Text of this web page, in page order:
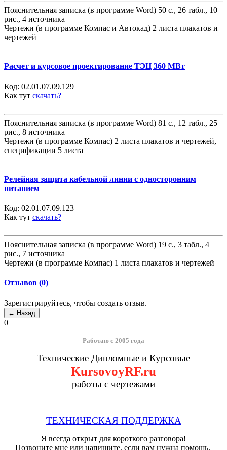
Пояснительная записка (в программе Word) 50 с., 26 табл., 10
рис., 4 источника
Чертежи (в программе Компас и Автокад) 2 листа плакатов и
чертежей
Расчет и курсовое проектирование ТЭЦ 360 МВт
Код: 02.01.07.09.129
Как тут скачать?
Пояснительная записка (в программе Word) 81 с., 12 табл., 25
рис., 8 источника
Чертежи (в программе Компас) 2 листа плакатов и чертежей,
спецификации 5 листа
Релейная защита кабельной линии с односторонним
питанием
Код: 02.01.07.09.123
Как тут скачать?
Пояснительная записка (в программе Word) 19 с., 3 табл., 4
рис., 7 источника
Чертежи (в программе Компас) 1 листа плакатов и чертежей
Отзывов (0)
Зарегистрируйтесь, чтобы создать отзыв.
0
Работаю с 2005 года
Технические Дипломные и Курсовые
KursovoyRF.ru
работы с чертежами
ТЕХНИЧЕСКАЯ ПОДДЕРЖКА
Я всегда открыт для короткого разговора!
Позвоните мне или напишите, если вам нужна помощь.